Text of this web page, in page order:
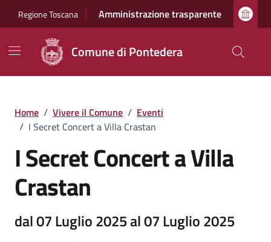
Regione Toscana Amministrazione trasparente
Comune di Pontedera
Home / Vivere il Comune / Eventi
/ I Secret Concert a Villa Crastan
I Secret Concert a Villa
Crastan
dal 07 Luglio 2025 al 07 Luglio 2025